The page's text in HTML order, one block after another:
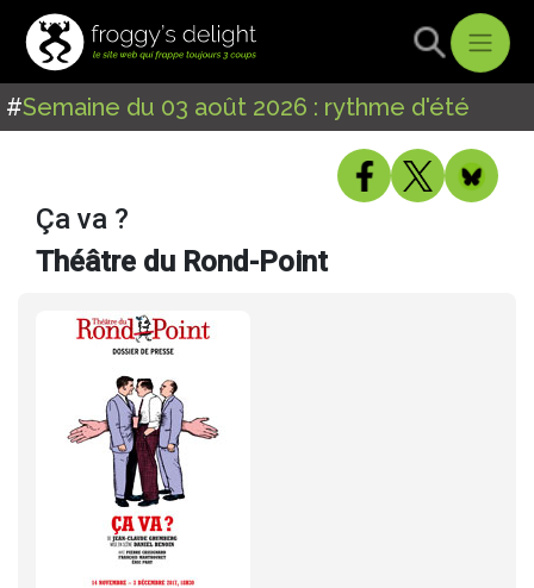
#Semaine du 03 août 2026 : rythme d'été
Ça va ?
Théâtre du Rond-Point